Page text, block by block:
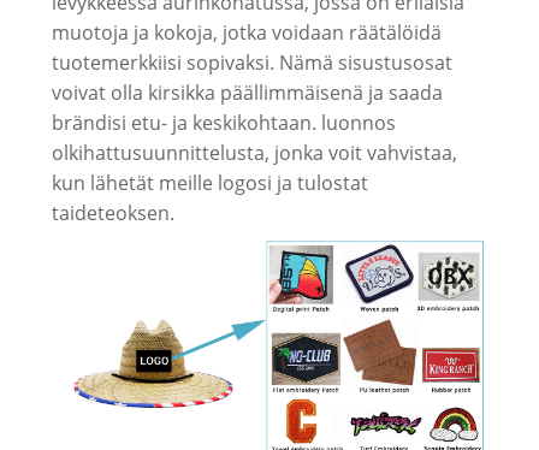
muotoja ja kokoja, jotka voidaan räätälöidä
tuotemerkkiisi sopivaksi. Nämä sisustusosat
voivat olla kirsikka päällimmäisenä ja saada
brändisi etu- ja keskikohtaan. luonnos
olkihattusuunnittelusta, jonka voit vahvistaa,
kun lähetät meille logosi ja tulostat
taideteoksen.